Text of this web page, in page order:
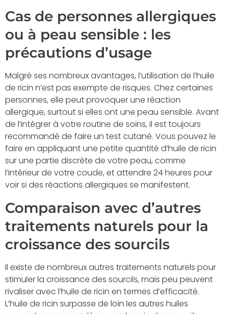
Cas de personnes allergiques
ou à peau sensible : les
précautions d’usage
Malgré ses nombreux avantages, l’utilisation de l’huile
de ricin n’est pas exempte de risques. Chez certaines
personnes, elle peut provoquer une réaction
allergique, surtout si elles ont une peau sensible. Avant
de l’intégrer à votre routine de soins, il est toujours
recommandé de faire un test cutané. Vous pouvez le
faire en appliquant une petite quantité d’huile de ricin
sur une partie discrète de votre peau, comme
l’intérieur de votre coude, et attendre 24 heures pour
voir si des réactions allergiques se manifestent.
Comparaison avec d’autres
traitements naturels pour la
croissance des sourcils
Il existe de nombreux autres traitements naturels pour
stimuler la croissance des sourcils, mais peu peuvent
rivaliser avec l’huile de ricin en termes d’efficacité.
L’huile de ricin surpasse de loin les autres huiles